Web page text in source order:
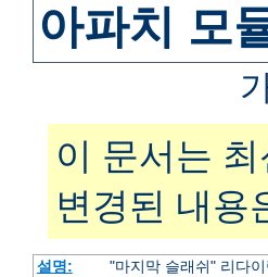
아파치 모
이 문서는
변경된 내용
설명:
"마지막 슬래쉬" 리다